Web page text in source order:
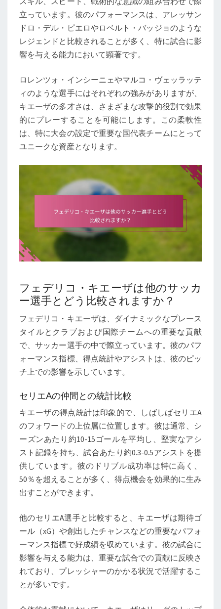
立っています。彼のパフォーマンスは、アレッサン
ドロ・デル・ピエロやロベルト・バッジョのような
レジェンドと比較されることが多く、特に試合に影
響を与える能力において顕著です。
ロレンツォ・インシーニェやマルコ・ヴェッラッテ
ィのような選手にはそれぞれの強みがありますが、
キエーザの多才さは、さまざまな攻撃的役割で効果
的にプレーすることを可能にします。この柔軟性
は、特に大会の設定で重要な国代表チームにとって
ユニークな資産となります。
フェデリコ・キエーザは他のサッカ
ー選手とどう比較されますか？
フェデリコ・キエーザは、ダイナミックなプレース
タイルとクラブおよび国際チームへの重要な貢献
で、サッカー選手の中で際立っています。彼のパフ
ォーマンス指標、得点統計やアシストは、彼のピッ
チ上での影響を示しています。
セリエAの仲間との統計比較
キエーザの得点統計は印象的で、しばしばセリエA
のフォワードの上位層に位置します。彼は通常、シ
ーズンあたり約10-15ゴールを平均し、堅実なアシ
スト記録を持ち、試合あたり約0.3-0.5アシストを提
供しています。彼のドリブル成功率は特に高く、
50％を超えることが多く、得点機会を効果的に生み
出すことができます。
他のセリエA選手と比較すると、キエーザは期待ゴ
ール（xG）や創出したチャンスなどの重要なパフォ
ーマンス指標で好成績を収めています。彼の試合に
影響を与える能力は、重要な試合での貢献に反映さ
れており、プレッシャーのかかる状況で活躍するこ
とが多いです。